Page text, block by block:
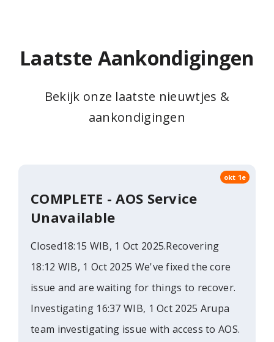
Laatste Aankondigingen
Bekijk onze laatste nieuwtjes &
aankondigingen
COMPLETE - AOS Service
Unavailable
Closed18:15 WIB, 1 Oct 2025.Recovering
18:12 WIB, 1 Oct 2025 We've fixed the core
issue and are waiting for things to recover.
Investigating 16:37 WIB, 1 Oct 2025 Arupa
team investigating issue with access to AOS.
okt 1e